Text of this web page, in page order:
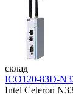
склад
ICO120-83D-
Intel Celeron